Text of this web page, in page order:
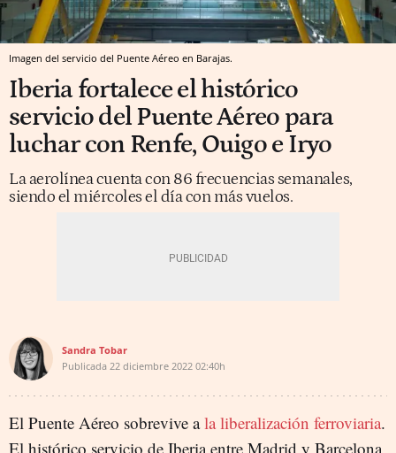
Imagen del servicio del Puente Aéreo en Barajas.
Iberia fortalece el histórico
servicio del Puente Aéreo para
luchar con Renfe, Ouigo e Iryo
La aerolínea cuenta con 86 frecuencias semanales,
siendo el miércoles el día con más vuelos.
Sandra Tobar
Publicada 22 diciembre 2022 02:40h
El Puente Aéreo sobrevive ala liberalización ferroviaria.
El histórico servicio de Iberia entre Madrid y Barcelona